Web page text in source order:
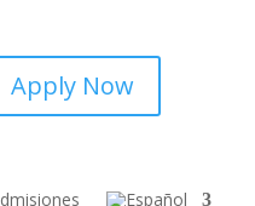
Apply Now